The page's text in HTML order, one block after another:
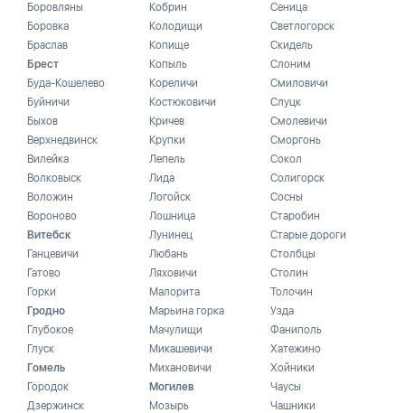
Боровляны
Боровка
Браслав
Брест
Буда-Кошелево
Буйничи
Быхов
Верхнедвинск
Вилейка
Волковыск
Воложин
Вороново
Витебск
Ганцевичи
Гатово
Горки
Гродно
Глубокое
Глуск
Гомель
Городок
Дзержинск
Кобрин
Колодищи
Копище
Копыль
Кореличи
Костюковичи
Кричев
Крупки
Лепель
Лида
Логойск
Лошница
Лунинец
Любань
Ляховичи
Малорита
Марьина горка
Мачулищи
Микашевичи
Михановичи
Могилев
Мозырь
Сеница
Светлогорск
Скидель
Слоним
Смиловичи
Слуцк
Смолевичи
Сморгонь
Сокол
Солигорск
Сосны
Старобин
Старые дороги
Столбцы
Столин
Толочин
Узда
Фаниполь
Хатежино
Хойники
Чаусы
Чашники